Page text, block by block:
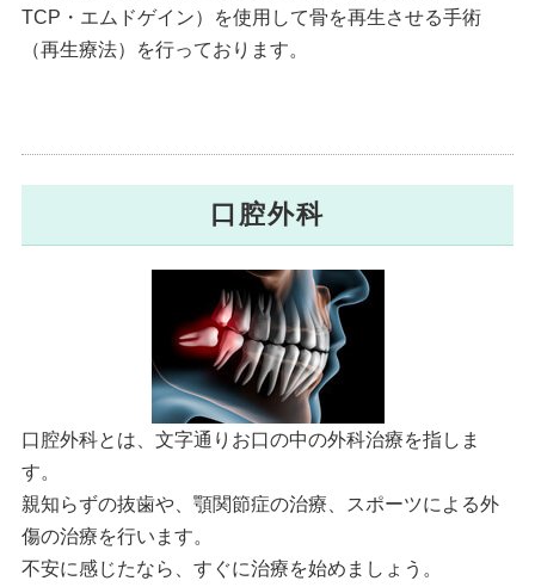
TCP・エムドゲイン）を使用して骨を再生させる手術
（再生療法）を行っております。
口腔外科
口腔外科とは、文字通りお口の中の外科治療を指しま
す。
親知らずの抜歯や、顎関節症の治療、スポーツによる外
傷の治療を行います。
不安に感じたなら、すぐに治療を始めましょう。